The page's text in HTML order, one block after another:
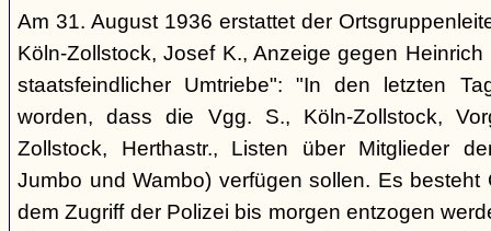
Am 31. August 1936 erstattet der
Köln-Zollstock, Josef K., Anzeige gegen
staatsfeindlicher Umtriebe": "In den letzten
worden, dass die Vgg. S., Köln-Zollstock,
Zollstock, Herthastr., Listen über Mitglieder
Jumbo und Wambo) verfügen sollen. Es besteht
dem Zugriff der Polizei bis morgen entzogen